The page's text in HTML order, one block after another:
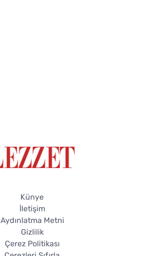
Künye
İletişim
Aydınlatma Metni
Gizlilik
Çerez Politikası